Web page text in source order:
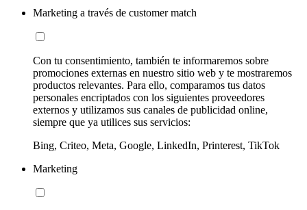
Marketing a través de customer match
Con tu consentimiento, también te informaremos sobre
promociones externas en nuestro sitio web y te mostraremos
productos relevantes. Para ello, comparamos tus datos
personales encriptados con los siguientes proveedores
externos y utilizamos sus canales de publicidad online,
siempre que ya utilices sus servicios:
Bing, Criteo, Meta, Google, LinkedIn, Printerest, TikTok
Marketing